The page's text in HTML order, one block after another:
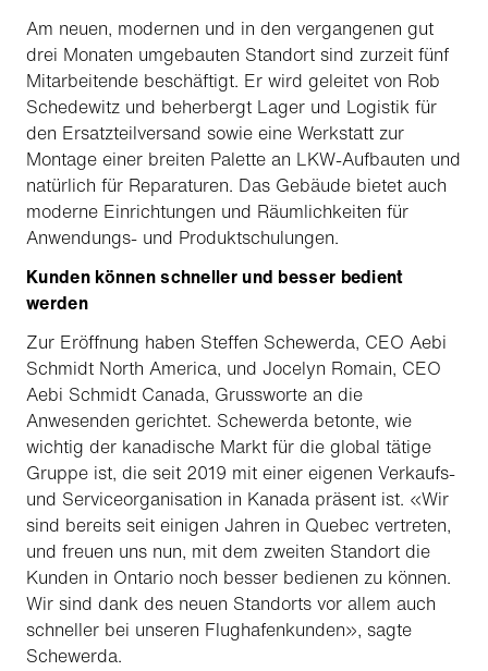
Am neuen, modernen und in den vergangenen gut
drei Monaten umgebauten Standort sind zurzeit fünf
Mitarbeitende beschäftigt. Er wird geleitet von Rob
Schedewitz und beherbergt Lager und Logistik für
den Ersatzteilversand sowie eine Werkstatt zur
Montage einer breiten Palette an LKW-Aufbauten und
natürlich für Reparaturen. Das Gebäude bietet auch
moderne Einrichtungen und Räumlichkeiten für
Anwendungs- und Produktschulungen.
Kunden können schneller und besser bedient
werden
Zur Eröffnung haben Steffen Schewerda, CEO Aebi
Schmidt North America, und Jocelyn Romain, CEO
Aebi Schmidt Canada, Grussworte an die
Anwesenden gerichtet. Schewerda betonte, wie
wichtig der kanadische Markt für die global tätige
Gruppe ist, die seit 2019 mit einer eigenen Verkaufs-
und Serviceorganisation in Kanada präsent ist. «Wir
sind bereits seit einigen Jahren in Quebec vertreten,
und freuen uns nun, mit dem zweiten Standort die
Kunden in Ontario noch besser bedienen zu können.
Wir sind dank des neuen Standorts vor allem auch
schneller bei unseren Flughafenkunden», sagte
Schewerda.